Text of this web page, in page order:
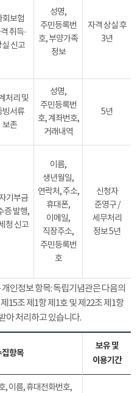
회보험
취득·
실 신고
성명,
주민등록번
호, 부양가족
정보
자격 상실 후
3년
처리 및
빙서류
보존
성명,
주민등록번
호, 계좌번호,
거래내역
5년
기부금
증 발행,
청 신고
이름,
생년월일,
연락처, 주소,
휴대폰,
이메일,
직장주소,
주민등록번
호
신청자
준영구 /
세무처리
정보 5년
인정보 항목: 독립기념관은 다음의
15조 제1항 제1호 및 제22조 제1항
아 처리하고 있습니다.
집항목
보유 및
이용기간
, 이름, 휴대전화번호,